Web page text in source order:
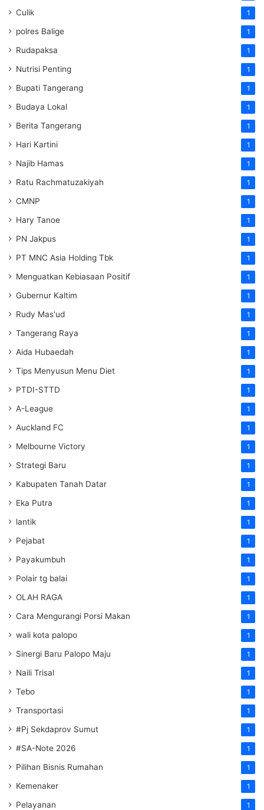
Culik 1
polres Balige 1
Rudapaksa 1
Nutrisi Penting 1
Bupati Tangerang 1
Budaya Lokal 1
Berita Tangerang 1
Hari Kartini 1
Najib Hamas 1
Ratu Rachmatuzakiyah 1
CMNP 1
Hary Tanoe 1
PN Jakpus 1
PT MNC Asia Holding Tbk 1
Menguatkan Kebiasaan Positif 1
Gubernur Kaltim 1
Rudy Mas'ud 1
Tangerang Raya 1
Aida Hubaedah 1
Tips Menyusun Menu Diet 1
PTDI-STTD 1
A-League 1
Auckland FC 1
Melbourne Victory 1
Strategi Baru 1
Kabupaten Tanah Datar 1
Eka Putra 1
lantik 1
Pejabat 1
Payakumbuh 1
Polair tg balai 1
OLAH RAGA 1
Cara Mengurangi Porsi Makan 1
wali kota palopo 1
Sinergi Baru Palopo Maju 1
Naili Trisal 1
Tebo 1
Transportasi 1
#Pj Sekdaprov Sumut 1
#SA-Note 2026 1
Pilihan Bisnis Rumahan 1
Kemenaker 1
Pelayanan 1